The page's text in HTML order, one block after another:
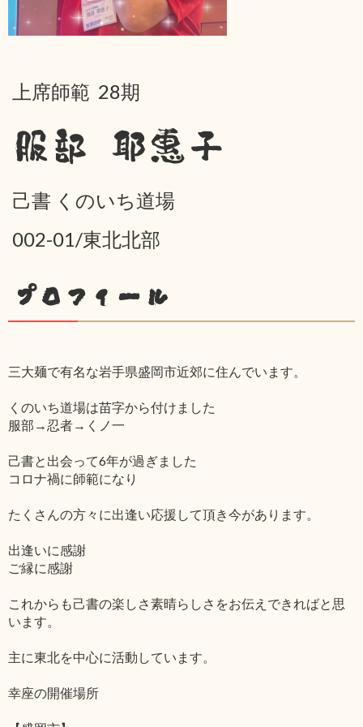
上席師範 28期
服部 耶惠子
己書 くのいち道場
002-01/東北北部
プロフィール
三大麺で有名な岩手県盛岡市近郊に住んでいます。
くのいち道場は苗字から付けました
服部→忍者→くノ一
己書と出会って6年が過ぎました
コロナ禍に師範になり
たくさんの方々に出逢い応援して頂き今があります。
出逢いに感謝
ご縁に感謝
これからも己書の楽しさ素晴らしさをお伝えできればと思
います。
主に東北を中心に活動しています。
幸座の開催場所